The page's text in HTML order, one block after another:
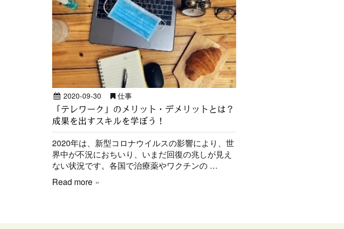
2020-09-30 仕事
「テレワーク」のメリット・デメリットとは？
成果を出すスキルを学ぼう！
2020年は、新型コロナウイルスの影響により、世
界中が不況におちいり、いまだ回復の兆しが見え
ない状況です。各国で治療薬やワクチンの …
Read more